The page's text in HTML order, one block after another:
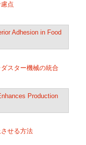
点
スター機械の統合
せる方法